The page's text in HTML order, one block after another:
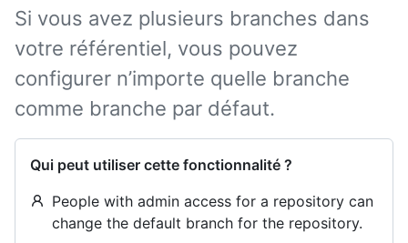
Si vous avez plusieurs branches dans
votre référentiel, vous pouvez
configurer n’importe quelle branche
comme branche par défaut.
Qui peut utiliser cette fonctionnalité ?
People with admin access for a repository can
change the default branch for the repository.